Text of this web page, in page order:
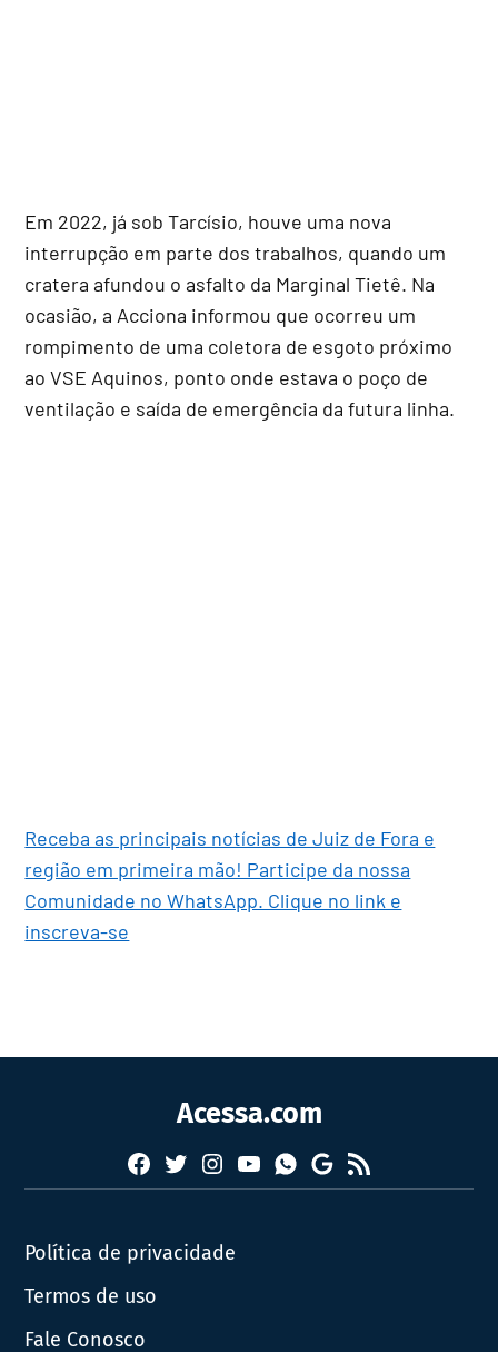
Em 2022, já sob Tarcísio, houve uma nova
interrupção em parte dos trabalhos, quando um
cratera afundou o asfalto da Marginal Tietê. Na
ocasião, a Acciona informou que ocorreu um
rompimento de uma coletora de esgoto próximo
ao VSE Aquinos, ponto onde estava o poço de
ventilação e saída de emergência da futura linha.
Receba as principais notícias de Juiz de Fora e
região em primeira mão! Participe da nossa
Comunidade no WhatsApp. Clique no link e
inscreva-se
Acessa.com
Facebook
TwitterInstagram
YouTubeWhatsapp
Google
News
RSS
Política de privacidade
Termos de uso
Fale Conosco